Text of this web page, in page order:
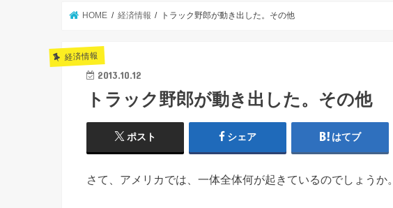
HOME 経済情報 トラック野郎が動き出した。その他
経済情報
2013.10.12
トラック野郎が動き出した。その他
ポスト シェア はてブ
さて、アメリカでは、一体全体何が起きているのでしょうか。